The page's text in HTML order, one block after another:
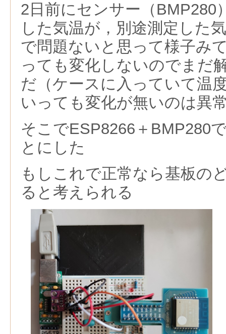
2日前にセンサー（BMP280
した気温が，別途測定した
で問題ないと思って様子み
っても変化しないのでまだ
だ（ケースに入っていて温
いっても変化が無いのは異
そこでESP8266＋BMP280
とにした
もしこれで正常なら基板の
ると考えられる